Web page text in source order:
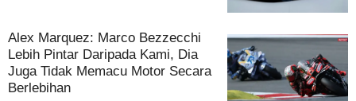
Alex Marquez: Marco Bezzecchi
Lebih Pintar Daripada Kami, Dia
Juga Tidak Memacu Motor Secara
Berlebihan